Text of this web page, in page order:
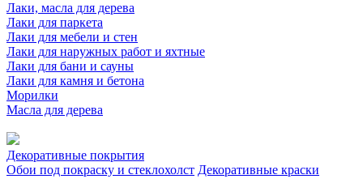
Лаки, масла для дерева
Лаки для паркета
Лаки для мебели и стен
Лаки для наружных работ и яхтные
Лаки для бани и сауны
Лаки для камня и бетона
Морилки
Масла для дерева
Декоративные покрытия
Обои под покраску и стеклохолст Декоративные краски